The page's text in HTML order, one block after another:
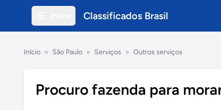
Classificados Brasil
Início » São Paulo » Serviços » Outros serviços
Procuro fazenda para